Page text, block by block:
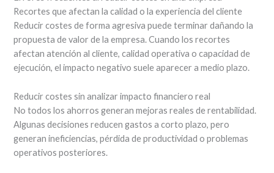
Recortes que afectan la calidad o la experiencia del cliente
Reducir costes de forma agresiva puede terminar dañando la
propuesta de valor de la empresa. Cuando los recortes
afectan atención al cliente, calidad operativa o capacidad de
ejecución, el impacto negativo suele aparecer a medio plazo.
Reducir costes sin analizar impacto financiero real
No todos los ahorros generan mejoras reales de rentabilidad.
Algunas decisiones reducen gastos a corto plazo, pero
generan ineficiencias, pérdida de productividad o problemas
operativos posteriores.